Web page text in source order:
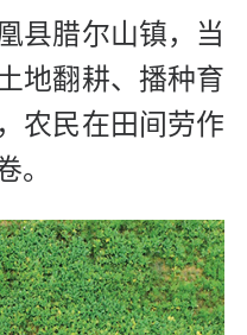
县腊尔山镇，当
地翻耕、播种育
农民在田间劳作
。